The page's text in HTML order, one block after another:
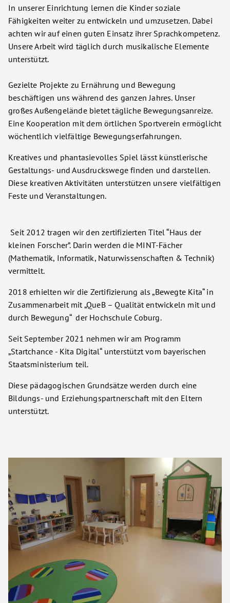
In unserer Einrichtung lernen die Kinder soziale
Fähigkeiten weiter zu entwickeln und umzusetzen. Dabei
achten wir auf einen guten Einsatz ihrer Sprachkompetenz.
Unsere Arbeit wird täglich durch musikalische Elemente
unterstützt.
Gezielte Projekte zu Ernährung und Bewegung
beschäftigen uns während des ganzen Jahres. Unser
großes Außengelände bietet tägliche Bewegungsanreize.
Eine Kooperation mit dem örtlichen Sportverein ermöglicht
wöchentlich vielfältige Bewegungserfahrungen.
Kreatives und phantasievolles Spiel lässt künstlerische
Gestaltungs- und Ausdruckswege finden und darstellen.
Diese kreativen Aktivitäten unterstützen unsere vielfältigen
Feste und Veranstaltungen.
Seit 2012 tragen wir den zertifizierten Titel “Haus der
kleinen Forscher”. Darin werden die MINT-Fächer
(Mathematik, Informatik, Naturwissenschaften & Technik)
vermittelt.
2018 erhielten wir die Zertifizierung als „Bewegte Kita“ in
Zusammenarbeit mit „QueB – Qualität entwickeln mit und
durch Bewegung“ der Hochschule Coburg.
Seit September 2021 nehmen wir am Programm
„Startchance - Kita Digital“ unterstützt vom bayerischen
Staatsministerium teil.
Diese pädagogischen Grundsätze werden durch eine
Bildungs- und Erziehungspartnerschaft mit den Eltern
unterstützt.